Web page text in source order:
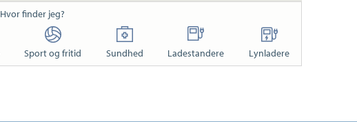
Hvor finder jeg?
Sport og fritid Sundhed Ladestandere Lynladere